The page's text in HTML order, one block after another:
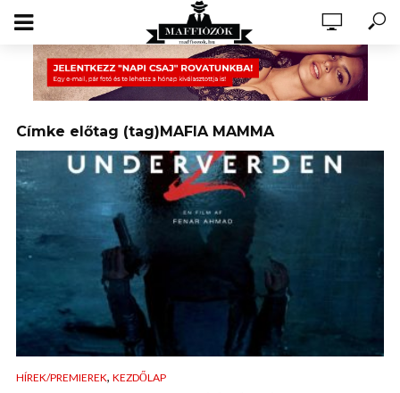
Címke előtag (tag)MAFIA MAMMA
HÍREK/PREMIEREK, KEZDŐLAP